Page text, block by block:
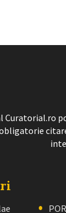
Curatorial.ro